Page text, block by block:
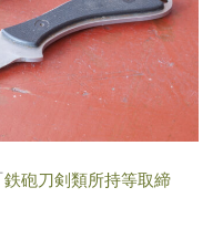
鉄砲刀剣類所持等取締